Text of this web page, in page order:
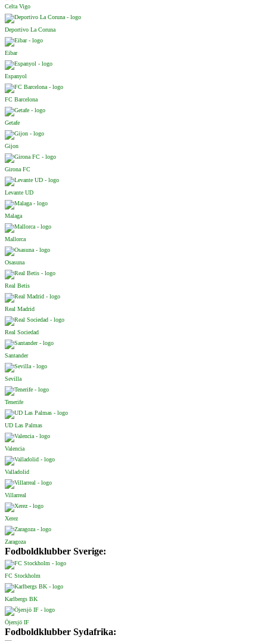
Celta Vigo
Deportivo La Coruna
Eibar
Espanyol
FC Barcelona
Getafe
Gijon
Girona FC
Levante UD
Malaga
Mallorca
Osasuna
Real Betis
Real Madrid
Real Sociedad
Santander
Sevilla
Tenerife
UD Las Palmas
Valencia
Valladolid
Villarreal
Xerez
Zaragoza
Fodboldklubber Sverige:
FC Stockholm
Karlbergs BK
Öjersjö IF
Fodboldklubber Sydafrika: